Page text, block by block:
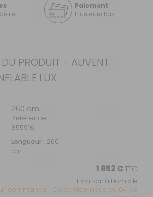
Paiement
Plusieurs fois
DU PRODUIT - AUVENT
LUX
260 cm
Référence :
855916
Longueur : 260
cm
1 852 €TTC
Livraison à Domicile
commande : Contactez-nous au 04 68